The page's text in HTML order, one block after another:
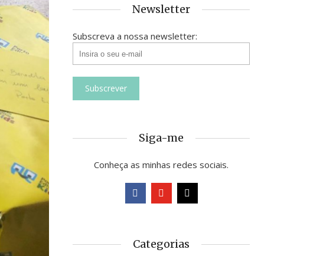
Newsletter
Subscreva a nossa newsletter:
Siga-me
Conheça as minhas redes sociais.
Categorias